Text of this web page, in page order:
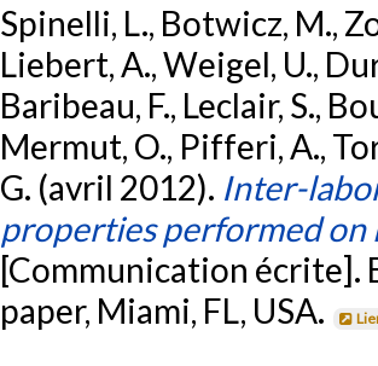
Spinelli, L., Botwicz, M.,
Liebert, A., Weigel, U.,
Baribeau, F., Leclair, S.,
Mermut, O., Pifferi, A.,
G. (avril 2012). Inter-
properties performed
[Communication écrite].
paper, Miami, FL, USA.